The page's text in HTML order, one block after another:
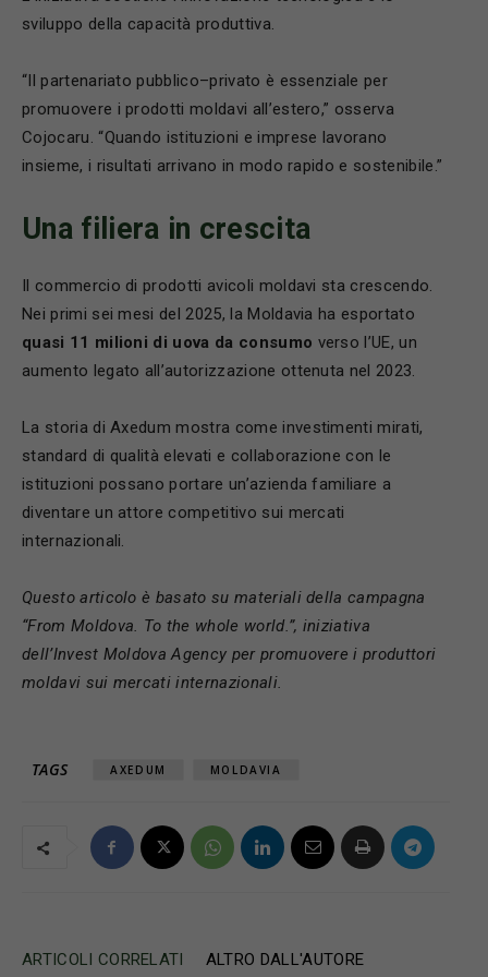
sviluppo della capacità produttiva.
“Il partenariato pubblico–privato è essenziale per
promuovere i prodotti moldavi all’estero,” osserva
Cojocaru. “Quando istituzioni e imprese lavorano
insieme, i risultati arrivano in modo rapido e sostenibile.”
Una filiera in crescita
Il commercio di prodotti avicoli moldavi sta crescendo.
Nei primi sei mesi del 2025, la Moldavia ha esportato
quasi 11 milioni di uova da consumo verso l’UE, un
aumento legato all’autorizzazione ottenuta nel 2023.
La storia di Axedum mostra come investimenti mirati,
standard di qualità elevati e collaborazione con le
istituzioni possano portare un’azienda familiare a
diventare un attore competitivo sui mercati
internazionali.
Questo articolo è basato su materiali della campagna
“From Moldova. To the whole world.”, iniziativa
dell’Invest Moldova Agency per promuovere i produttori
moldavi sui mercati internazionali.
TAGS AXEDUM MOLDAVIA
ARTICOLI CORRELATI ALTRO DALL'AUTORE